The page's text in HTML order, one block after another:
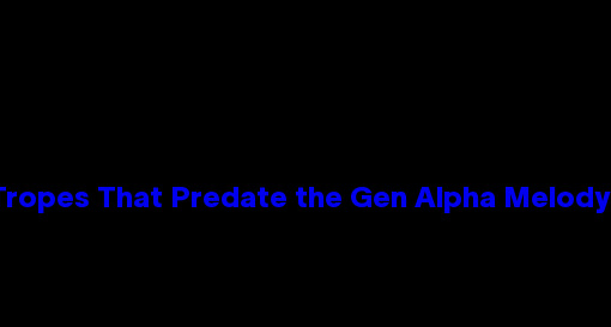
That Predate the Gen Alpha Melody